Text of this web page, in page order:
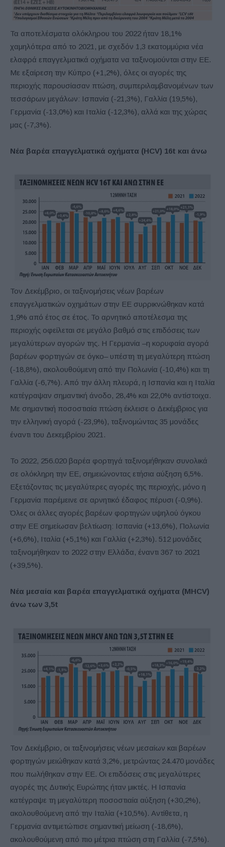
Τα αποτελέσματα ολόκληρου του 2022 ήταν 18,1%
χαμηλότερα από το 2021, με σχεδόν 1,3 εκατομμύρια νέα
ελαφρά επαγγελματικά οχήματα να ταξινομούνται στην ΕΕ.
Με εξαίρεση την Κύπρο (+1,2%), όλες οι αγορές της
περιοχής παρουσίασαν πτώση, συμπεριλαμβανομένων των
τεσσάρων μεγάλων: Ισπανία (-21,3%), Γαλλία (19,5%),
Γερμανία (-13,0%) και Ιταλία (-12,3%), αλλά και της χώρας
μας (-7,3%).
Νέα βαρέα επαγγελματικά οχήματα (HCV) 16t και άνω
Τον Δεκέμβριο, οι ταξινομήσεις νέων βαρέων
επαγγελματικών οχημάτων στην ΕΕ συρρικνώθηκαν κατά
1,9% από έτος σε έτος. Το αρνητικό αποτέλεσμα της
περιοχής οφείλεται σε μεγάλο βαθμό στις επιδόσεις των
μεγαλύτερων αγορών της. Η Γερμανία –η κορυφαία αγορά
βαρέων φορτηγών σε όγκο– υπέστη τη μεγαλύτερη πτώση
(-18,8%), ακολουθούμενη από την Πολωνία (-10,4%) και τη
Γαλλία (-6,7%). Από την άλλη πλευρά, η Ισπανία και η Ιταλία
κατέγραψαν σημαντική άνοδο, 28,4% και 22,0% αντίστοιχα.
Με σημαντική ποσοστιαία πτώση έκλεισε ο Δεκέμβριος για
την ελληνική αγορά (-23,9%), ταξινομώντας 35 μονάδες
έναντι του Δεκεμβρίου 2021.
Το 2022, 256.020 βαρέα φορτηγά ταξινομήθηκαν συνολικά
σε ολόκληρη την ΕΕ, σημειώνοντας ετήσια αύξηση 6,5%.
Εξετάζοντας τις μεγαλύτερες αγορές της περιοχής, μόνο η
Γερμανία παρέμεινε σε αρνητικό έδαφος πέρυσι (-0,9%).
Όλες οι άλλες αγορές βαρέων φορτηγών υψηλού όγκου
στην ΕΕ σημείωσαν βελτίωση: Ισπανία (+13,6%), Πολωνία
(+6,6%), Ιταλία (+5,1%) και Γαλλία (+2,3%). 512 μονάδες
ταξινομήθηκαν το 2022 στην Ελλάδα, έναντι 367 το 2021
(+39,5%).
Νέα μεσαία και βαρέα επαγγελματικά οχήματα (MHCV)
άνω των 3,5t
Τον Δεκέμβριο, οι ταξινομήσεις νέων μεσαίων και βαρέων
φορτηγών μειώθηκαν κατά 3,2%, μετρώντας 24.470 μονάδες
που πωλήθηκαν στην ΕΕ. Οι επιδόσεις στις μεγαλύτερες
αγορές της Δυτικής Ευρώπης ήταν μικτές. Η Ισπανία
κατέγραψε τη μεγαλύτερη ποσοστιαία αύξηση (+30,2%),
ακολουθούμενη από την Ιταλία (+10,5%). Αντίθετα, η
Γερμανία αντιμετώπισε σημαντική μείωση (-18,6%),
ακολουθούμενη από πιο μέτρια πτώση στη Γαλλία (-7,5%).